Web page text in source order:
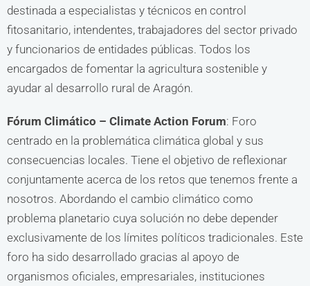
destinada a especialistas y técnicos en control
fitosanitario, intendentes, trabajadores del sector privado
y funcionarios de entidades públicas. Todos los
encargados de fomentar la agricultura sostenible y
ayudar al desarrollo rural de Aragón.
Fórum Climático – Climate Action Forum: Foro
centrado en la problemática climática global y sus
consecuencias locales. Tiene el objetivo de reflexionar
conjuntamente acerca de los retos que tenemos frente a
nosotros. Abordando el cambio climático como
problema planetario cuya solución no debe depender
exclusivamente de los límites políticos tradicionales. Este
foro ha sido desarrollado gracias al apoyo de
organismos oficiales, empresariales, instituciones